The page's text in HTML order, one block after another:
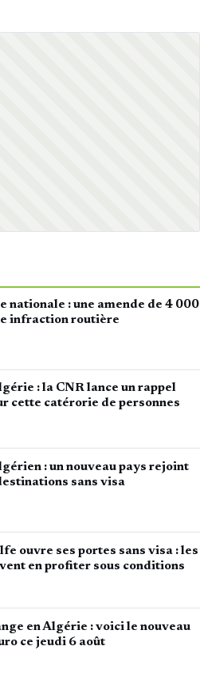
nationale : une amende de 4 000
infraction routière
: la CNR lance un rappel
cette catérorie de personnes
: un nouveau pays rejoint
sans visa
ouvre ses portes sans visa : les
en profiter sous conditions
en Algérie : voici le nouveau
ce jeudi 6 août